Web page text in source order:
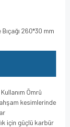
260*30 mm
Ömrü
kesimlerinde
için güçlü karbür